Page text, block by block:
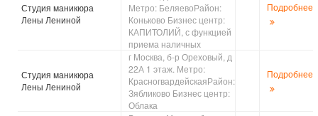
Студия маникюра
Лены Лениной
Метро: БеляевоРайон:
Коньково Бизнес центр:
КАПИТОЛИЙ, с функцией
приема наличных
Подробнее
Студия маникюра
Лены Лениной
г Москва, б-р Ореховый, д
22А 1 этаж. Метро:
КрасногвардейскаяРайон:
Зябликово Бизнес центр:
Облака
Подробнее